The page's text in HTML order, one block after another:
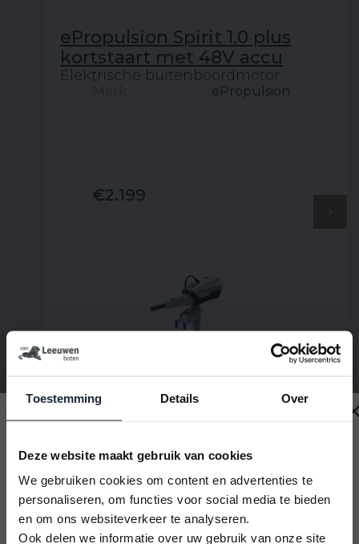
Toestemming Details Over
Deze website maakt gebruik van cookies
We gebruiken cookies om content en advertenties te
personaliseren, om functies voor social media te bieden
en om ons websiteverkeer te analyseren.
Ook delen we informatie over uw gebruik van onze site
Zondag gesloten
Beste bezoeker,
Op zondag zijn wij altijd gesloten. Wij beschouwen
ePropulsion Spirit 1.0 plus
kortstaart met 48V accu
Elektrische buitenboordmotor
ePropulsion
€2.199
ePropulsion Spirit 1.0 evo
kortstaart met topbediening
en accu 48V
Elektrische buitenboordmotor
Merk ePropulsion